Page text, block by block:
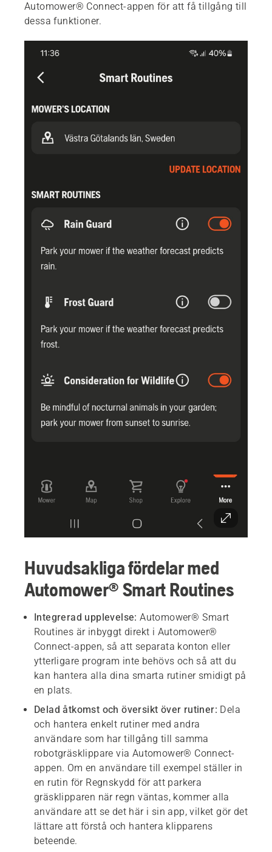
Automower® Connect-appen för att få tillgång till
dessa funktioner.
Huvudsakliga fördelar med
Automower® Smart Routines
Integrerad upplevelse: Automower® Smart
Routines är inbyggt direkt i Automower®
Connect-appen, så att separata konton eller
ytterligare program inte behövs och så att du
kan hantera alla dina smarta rutiner smidigt på
en plats.
Delad åtkomst och översikt över rutiner: Dela
och hantera enkelt rutiner med andra
användare som har tillgång till samma
robotgräsklippare via Automower® Connect-
appen. Om en användare till exempel ställer in
en rutin för Regnskydd för att parkera
gräsklipparen när regn väntas, kommer alla
användare att se det här i sin app, vilket gör det
lättare att förstå och hantera klipparens
beteende.